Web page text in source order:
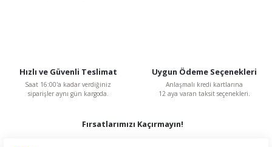
Hızlı ve Güvenli Teslimat
Saat 16:00'a kadar verdiğiniz
siparişler aynı gün kargoda.
Uygun Ödeme Seçenekleri
Anlaşmalı kredi kartlarına
12 aya varan taksit seçenekleri.
Fırsatlarımızı Kaçırmayın!